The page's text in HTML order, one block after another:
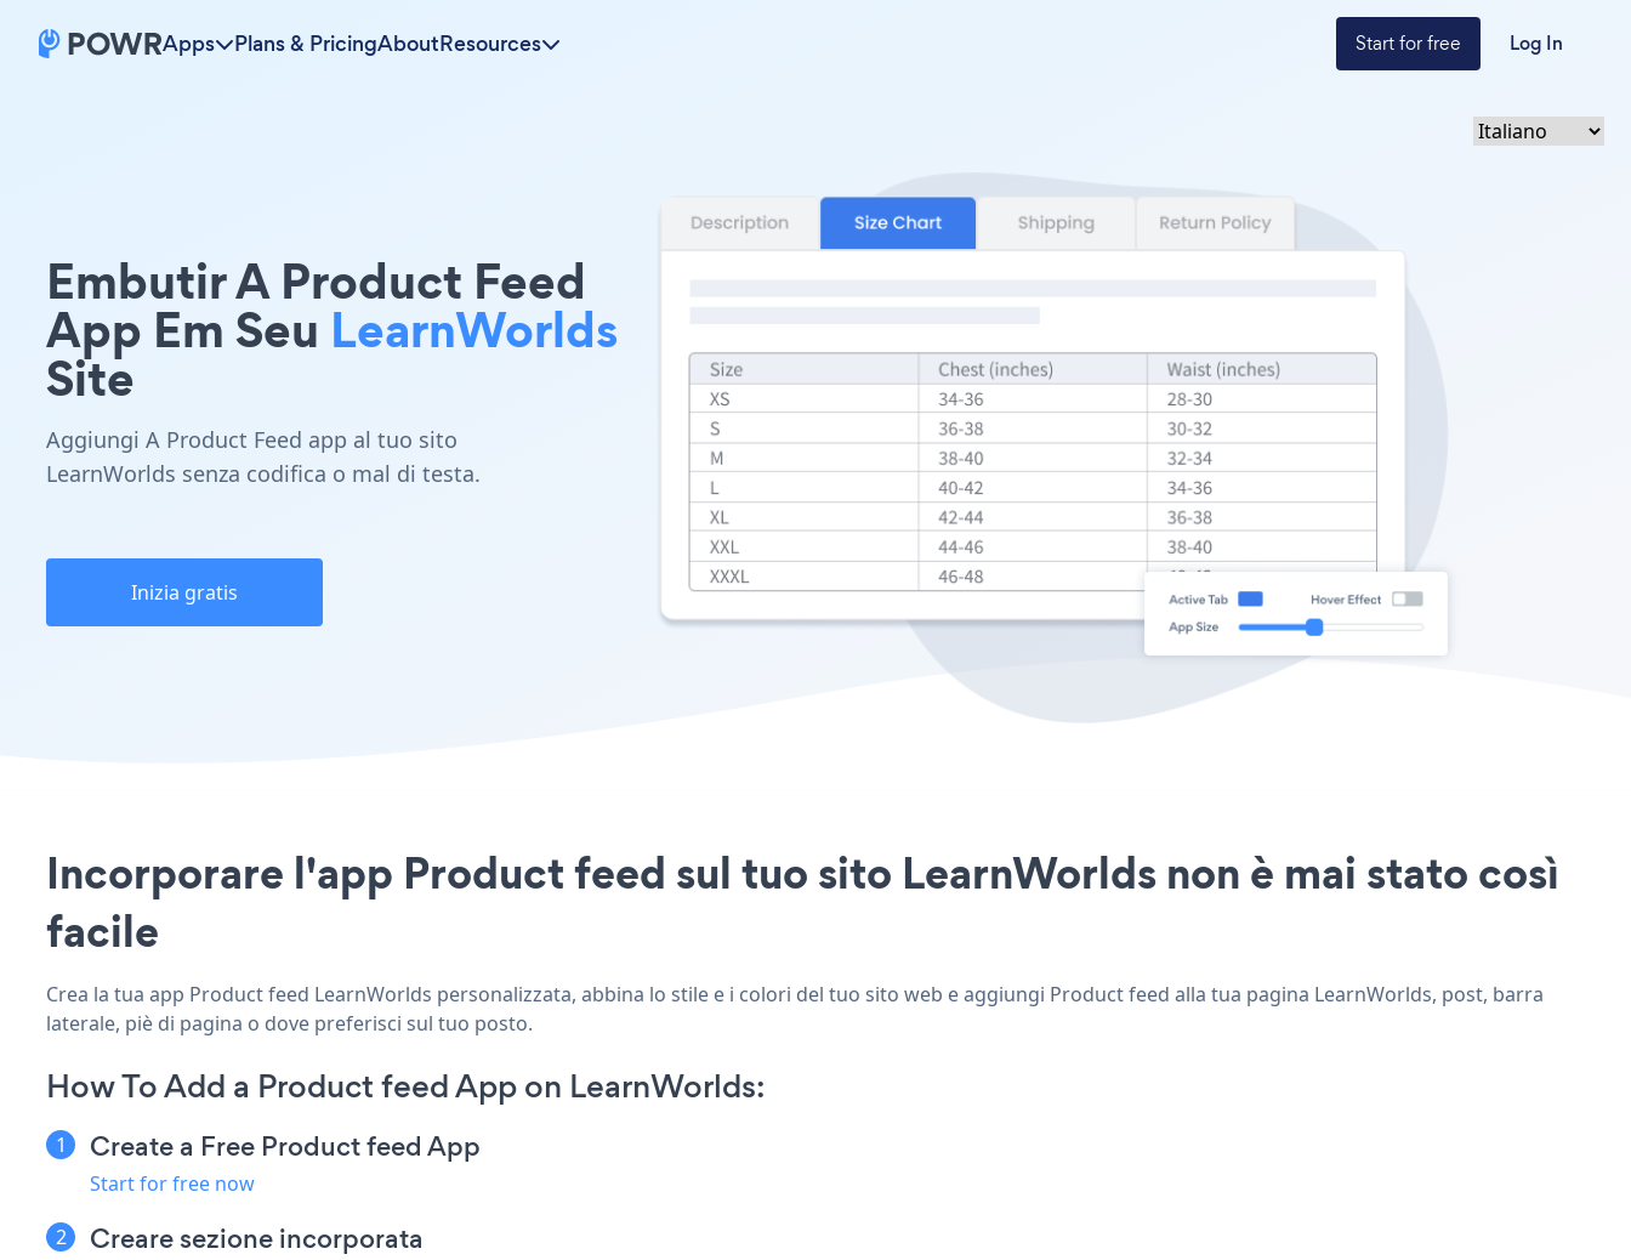
Apps Plans & PricingAboutResources Start for free Log In
Embutir A Product Feed
App Em Seu LearnWorlds
Site
Aggiungi A Product Feed app al tuo sito
LearnWorlds senza codifica o mal di testa.
Inizia gratis
Incorporare l'app Product feed sul tuo sito LearnWorlds non è mai stato così
facile
Crea la tua app Product feed LearnWorlds personalizzata, abbina lo stile e i colori del tuo sito web e aggiungi Product feed alla tua pagina LearnWorlds, post, barra
laterale, piè di pagina o dove preferisci sul tuo posto.
How To Add a Product feed App on LearnWorlds:
Create a Free Product feed App
Start for free now
Crearesezione incorporata